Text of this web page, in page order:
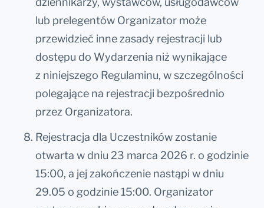
lub prelegentów Organizator może
przewidzieć inne zasady rejestracji lub
dostępu do Wydarzenia niż wynikające
z niniejszego Regulaminu, w szczególności
polegające na rejestracji bezpośrednio
przez Organizatora.
Rejestracja dla Uczestników zostanie
otwarta w dniu 23 marca 2026 r. o godzinie
15:00, a jej zakończenie nastąpi w dniu
29.05 o godzinie 15:00. Organizator